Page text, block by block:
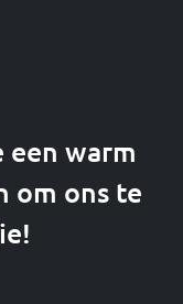
een warm
om ons te